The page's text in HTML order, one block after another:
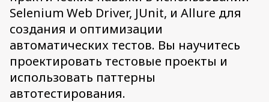
Selenium Web Driver, JUnit, и Allure для
создания и оптимизации
автоматических тестов. Вы научитесь
проектировать тестовые проекты и
использовать паттерны
автотестирования.